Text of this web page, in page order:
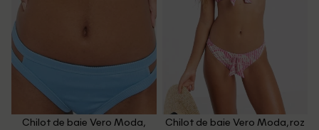
Chilot de baie Vero Moda,
Chilot de baie Vero Moda, roz